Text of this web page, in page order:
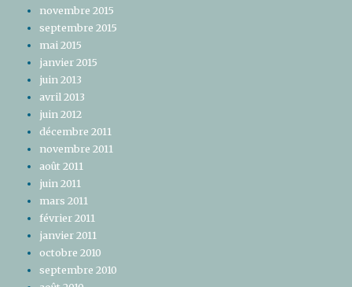
novembre 2015
septembre 2015
mai 2015
janvier 2015
juin 2013
avril 2013
juin 2012
décembre 2011
novembre 2011
août 2011
juin 2011
mars 2011
février 2011
janvier 2011
octobre 2010
septembre 2010